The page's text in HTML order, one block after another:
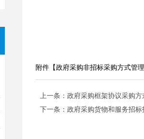
附件【政府采购非招标采购方式管
上一条：政府采购框架协议采购
下一条：政府采购货物和服务招